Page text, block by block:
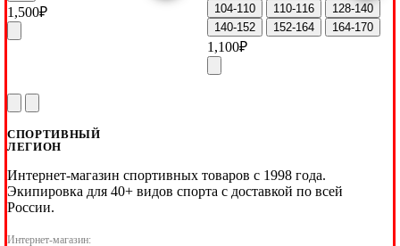
1,500₽ 104-110 110-116
128-140
140-152
152-164 164-170
1,100₽
СПОРТИВНЫЙ
ЛЕГИОН
Интернет-магазин спортивных товаров с 1998 года.
Экипировка для 40+ видов спорта с доставкой по всей
России.
Интернет-магазин: